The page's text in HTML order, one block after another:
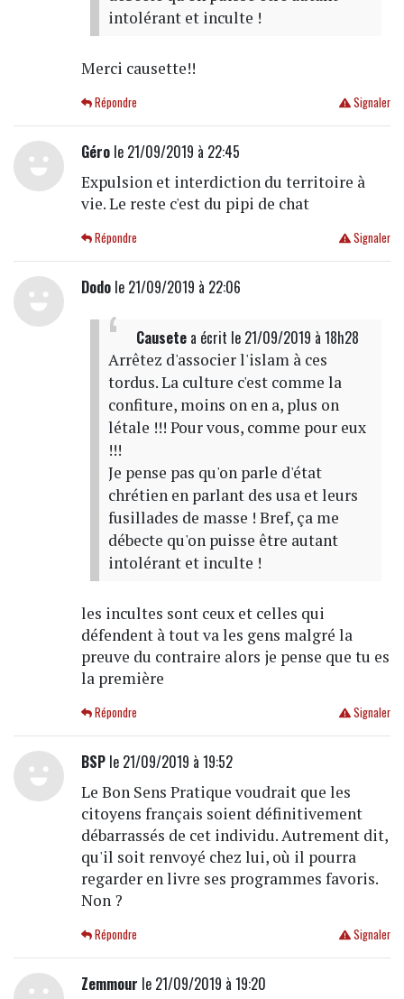
intolérant et inculte !
Merci causette!!
Signaler
Répondre
Gérole 21/09/2019 à 22:45
Expulsion et interdiction du territoire à
vie. Le reste c'est du pipi de chat
Signaler
Répondre
Dodole 21/09/2019 à 22:06
Causetea écrit le 21/09/2019 à 18h28
Arrêtez d'associer l'islam à ces
tordus. La culture c'est comme la
confiture, moins on en a, plus on
létale !!! Pour vous, comme pour eux
!!!
Je pense pas qu'on parle d'état
chrétien en parlant des usa et leurs
fusillades de masse ! Bref, ça me
débecte qu'on puisse être autant
intolérant et inculte !
les incultes sont ceux et celles qui
défendent à tout va les gens malgré la
preuve du contraire alors je pense que tu es
la première
Signaler
Répondre
BSPle 21/09/2019 à 19:52
Le Bon Sens Pratique voudrait que les
citoyens français soient définitivement
débarrassés de cet individu. Autrement dit,
qu'il soit renvoyé chez lui, où il pourra
regarder en livre ses programmes favoris.
Non ?
Signaler
Répondre
Zemmour le 21/09/2019 à 19:20